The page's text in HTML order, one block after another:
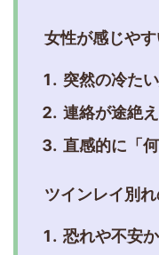
女性が感じや
突然の冷た
連絡が途絶
直感的に「
ツインレイ別
恐れや不安